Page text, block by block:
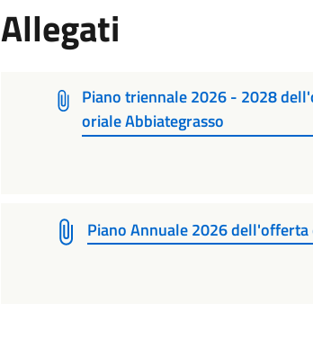
Allegati
Piano triennale 2026 - 2028
oriale Abbiategrasso
Piano Annuale 2026